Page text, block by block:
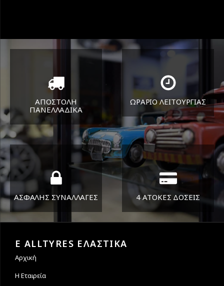
ΑΠΟΣΤΟΛΗ
ΠΑΝΕΛΛΑΔΙΚA
Όπου και αν είστε θα σας
στείλουμε τα ελαστικά σας
ΩΡΑΡΙΟ ΛΕΙΤΟΥΡΓΙΑΣ
ΔΕΥ-ΠΑΡ 8:30-17:30
ΣΑΒ 8:30-13:30
ΑΣΦΑΛΗΣ ΣΥΝΑΛΛΑΓΕΣ 4 ΑΤΟΚΕΣ ΔΟΣΕΙΣ
E ALLTYRES ΕΛΑΣΤΙΚΑ
Αρχική
Η Εταιρεία